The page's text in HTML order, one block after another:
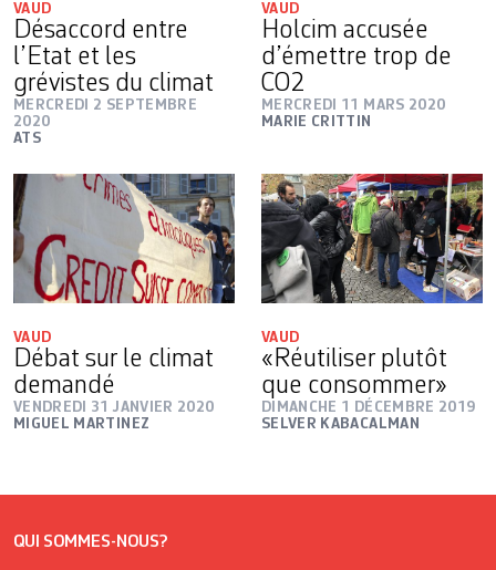
VAUD
Désaccord entre
l’Etat et les
grévistes du climat
MERCREDI 2 SEPTEMBRE
2020
ATS
VAUD
Holcim accusée
d’émettre trop de
CO2
MERCREDI 11 MARS 2020
MARIE CRITTIN
VAUD
Débat sur le climat
demandé
VENDREDI 31 JANVIER 2020
MIGUEL MARTINEZ
VAUD
«Réutiliser plutôt
que consommer»
DIMANCHE 1 DÉCEMBRE 2019
SELVER KABACALMAN
QUI SOMMES-NOUS?